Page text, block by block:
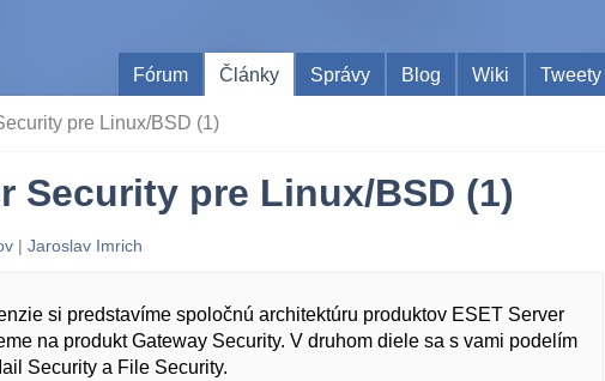
Fórum
Články Správy Blog Wiki Tweety
pre Linux/BSD (1)
Security pre Linux/BSD (1)
| Jaroslav Imrich
si predstavíme spoločnú architektúru produktov ESET Server
na produkt Gateway Security. V druhom diele sa s vami podelím
Security a File Security.